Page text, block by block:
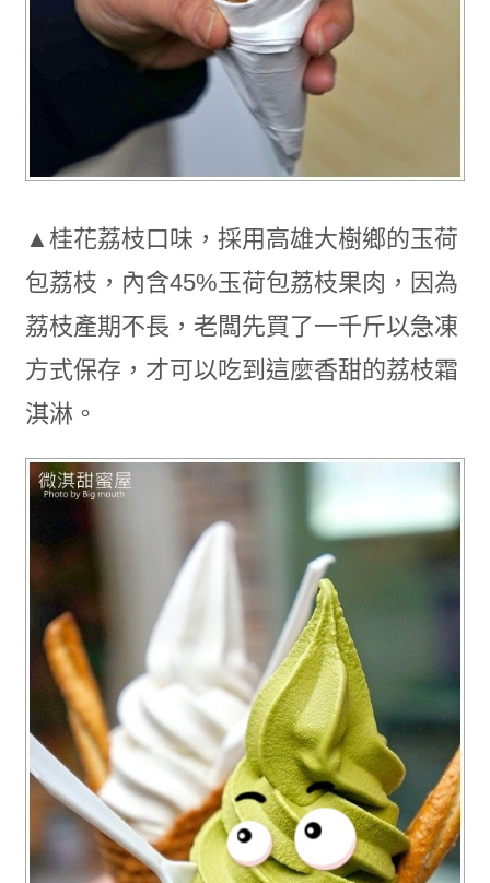
▲桂花荔枝口味，採用高雄大樹鄉的玉荷
包荔枝，內含45%玉荷包荔枝果肉，因為
荔枝產期不長，老闆先買了一千斤以急凍
方式保存，才可以吃到這麼香甜的荔枝霜
淇淋。